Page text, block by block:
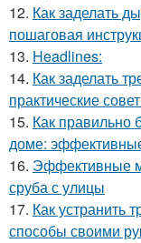
12. Как заделать
пошаговая
13. Headlines:
14. Как заделать
практические
15. Как правильно
доме:
16. Эффективные
сруба с улицы
17. Как устранить
способы своими